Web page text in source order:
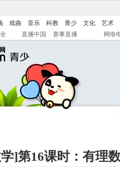
戏曲 音乐 科教 青少 文化
艺术
直播中国 赛事直播 网络
]第16课时：有理